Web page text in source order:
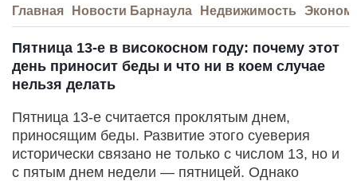
Главная Новости Барнаула Недвижимость
Пятница 13-е в високосном году: почему этот
день приносит беды и что ни в коем случае
нельзя делать
Пятница 13-е считается проклятым днем,
приносящим беды. Развитие этого суеверия
исторически связано не только с числом 13, но и
с пятым днем недели — пятницей. Однако